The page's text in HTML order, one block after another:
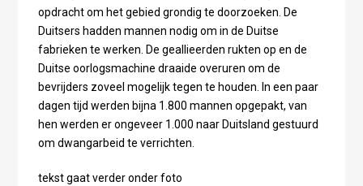
opdracht om het gebied grondig te doorzoeken. De
Duitsers hadden mannen nodig om in de Duitse
fabrieken te werken. De geallieerden rukten op en de
Duitse oorlogsmachine draaide overuren om de
bevrijders zoveel mogelijk tegen te houden. In een paar
dagen tijd werden bijna 1.800 mannen opgepakt, van
hen werden er ongeveer 1.000 naar Duitsland gestuurd
om dwangarbeid te verrichten.
tekst gaat verder onder foto